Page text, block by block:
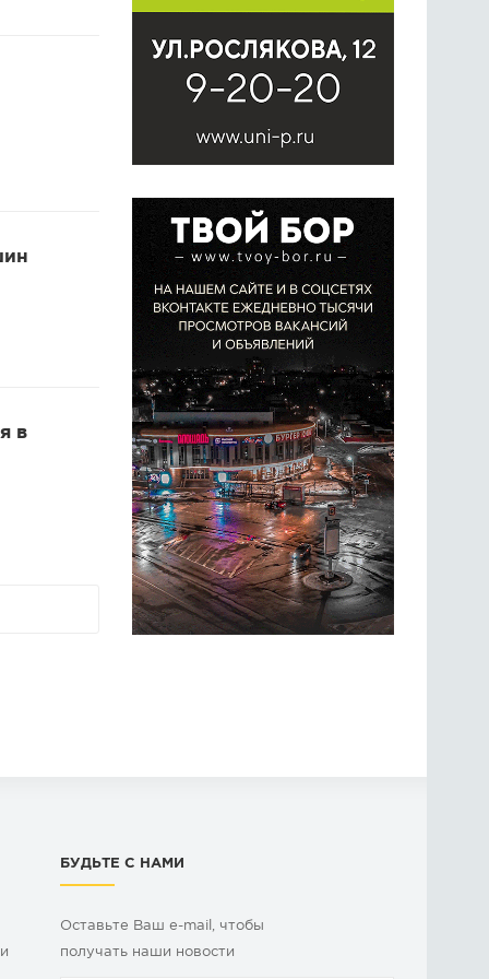
в
БУДЬТЕ С НАМИ
Оставьте Ваш e-mail, чтобы
получать наши новости